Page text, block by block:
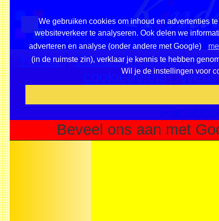
We gebruiken cookies om inhoud en advertenties
websiteverkeer te analyseren. Ook delen we
adverteren en analyse (onder andere met Google)
(in de ruimste zin), verklaar je kennis te hebben
Wil je de instellingen voor
Home|Overzicht
cookiebeleid|
Beveel ons aan met